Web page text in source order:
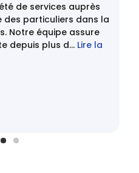
de services auprès
des particuliers dans la
Notre équipe assure
depuis plus d... Lire la